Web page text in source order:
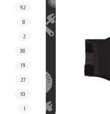
92
8
2
38
19
27
10
1